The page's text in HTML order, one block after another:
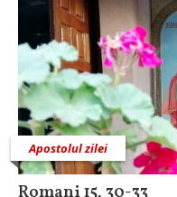
Apostolul zilei